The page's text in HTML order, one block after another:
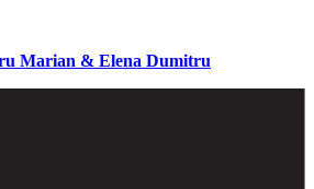
Marian & Elena Dumitru